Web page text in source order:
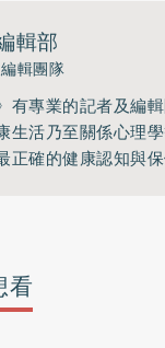
輯部
輯團隊
有專業的記者及編
生活乃至關係心理
正確的健康認知與保
看